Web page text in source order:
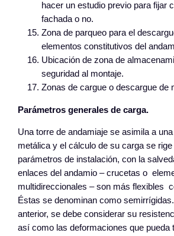
hacer un estudio previo para fijar
fachada o no.
Zona de parqueo para el
elementos constitutivos del
Ubicación de zona de
seguridad al montaje.
Zonas de cargue o descargue de
Parámetros generales de carga.
Una torre de andamiaje se asimila a
metálica y el cálculo de su carga se
parámetros de instalación, con la
enlaces del andamio – crucetas o
multidireccionales – son más flexibles
Éstas se denominan como
anterior, se debe considerar su
así como las deformaciones que pueda